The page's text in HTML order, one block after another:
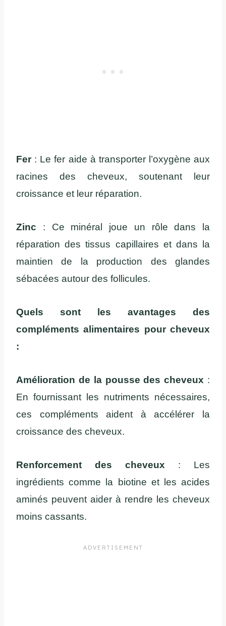
Fer: Le fer aide à transporter l’oxygène aux
racines des cheveux, soutenant leur
croissance et leur réparation.
Zinc : Ce minéral joue un rôle dans la
réparation des tissus capillaires et dans la
maintien de la production des glandes
sébacées autour des follicules.
Quels sont les avantages des
compléments alimentaires pour cheveux
:
Amélioration de la pousse des cheveux :
En fournissant les nutriments nécessaires,
ces compléments aident à accélérer la
croissance des cheveux.
Renforcement des cheveux : Les
ingrédients comme la biotine et les acides
aminés peuvent aider à rendre les cheveux
moins cassants.